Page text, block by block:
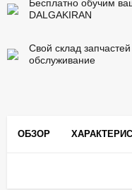
Бесплатно обучим
DALGAKIRAN
Свой склад
обслуживание
ОБЗОР